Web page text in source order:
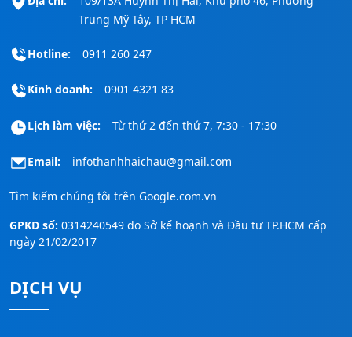
Trung Mỹ Tây, TP HCM
Hotline: 0911 260 247
Kinh doanh: 0901 4321 83
Lịch làm việc: Từ thứ 2 đến thứ 7, 7:30 - 17:30
Email: infothanhhaichau@gmail.com
Tìm kiếm chúng tôi trên Google.com.vn
GPKD số: 0314240549 do Sở kế hoạnh và Đầu tư TP.HCM cấp
ngày 21/02/2017
DỊCH VỤ